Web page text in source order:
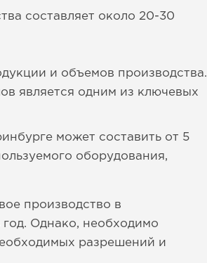
составляет около 20-30
и объемов производства.
является одним из ключевых
может составить от 5
оборудования,
производство в
Однако, необходимо
разрешений и